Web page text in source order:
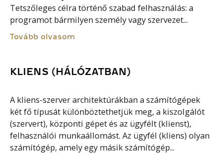
Tetszőleges célra történő szabad felhasználás: a
programot bármilyen személy vagy szervezet...
Tovább olvasom
KLIENS (HÁLÓZATBAN)
A kliens-szerver architektúrákban a számítógépek
két fő típusát különböztethetjük meg, a kiszolgálót
(szervert), központi gépet és az ügyfélt (klienst),
felhasználói munkaállomást. Az ügyfél (kliens) olyan
számítógép, amely egy másik számítógép...